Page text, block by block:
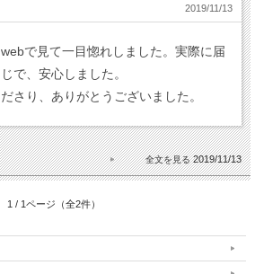
2019/11/13
で見て一目惚れしました。実際に届
で、安心しました。
さり、ありがとうございました。
2019/11/13
1 / 1ページ（全2件）